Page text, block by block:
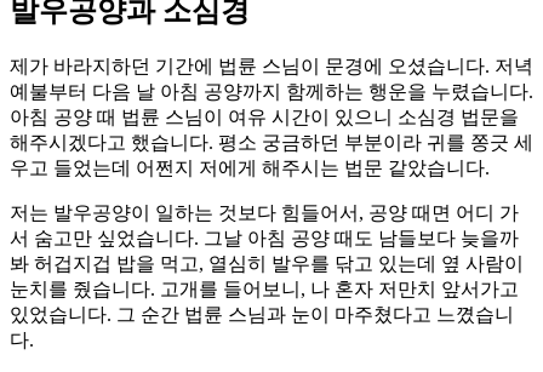
발우공양과 소심경
제가 바라지하던 기간에 법륜 스님이 문경에 오셨습니다. 저녁
예불부터 다음 날 아침 공양까지 함께하는 행운을 누렸습니다.
아침 공양 때 법륜 스님이 여유 시간이 있으니 소심경 법문을
해주시겠다고 했습니다. 평소 궁금하던 부분이라 귀를 쫑긋 세
우고 들었는데 어쩐지 저에게 해주시는 법문 같았습니다.
저는 발우공양이 일하는 것보다 힘들어서, 공양 때면 어디 가
서 숨고만 싶었습니다. 그날 아침 공양 때도 남들보다 늦을까
봐 허겁지겁 밥을 먹고, 열심히 발우를 닦고 있는데 옆 사람이
눈치를 줬습니다. 고개를 들어보니, 나 혼자 저만치 앞서가고
있었습니다. 그 순간 법륜 스님과 눈이 마주쳤다고 느꼈습니
다.